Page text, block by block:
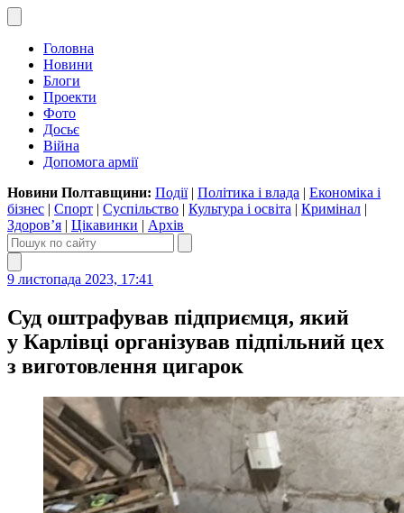
Головна
Новини
Блоги
Проекти
Фото
Досьє
Війна
Допомога армії
Новини Полтавщини: Події| Політика і влада | Економіка і
бізнес | Спорт | Суспільство | Культура і освіта | Кримінал |
Здоров’я | Цікавинки | Архів
9 листопада 2023, 17:41
Суд оштрафував підприємця, який
у Карлівці організував підпільний цех
з виготовлення цигарок